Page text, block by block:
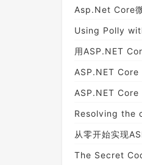
Asp.Net Core
Using Polly
用ASP.NET
ASP.NET Core
ASP.NET Core
Resolving the
从零开始实现
The Secret